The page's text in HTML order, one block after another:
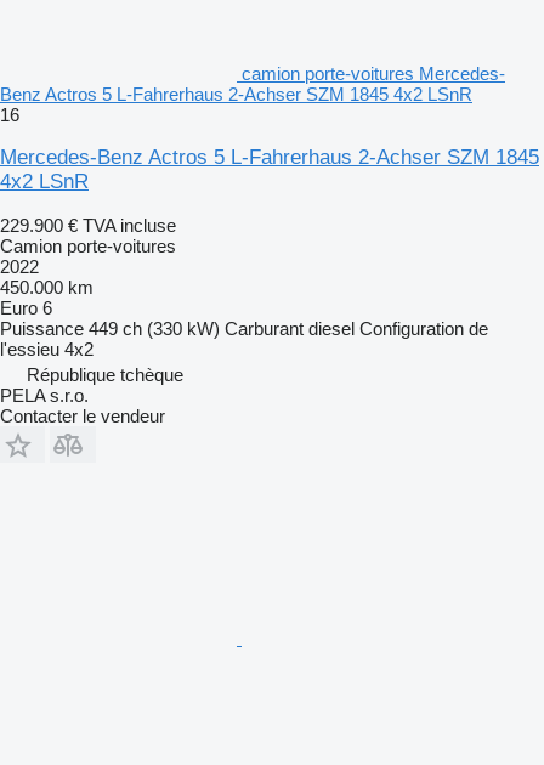
camion porte-voitures Mercedes-
Benz Actros 5 L-Fahrerhaus 2-Achser SZM 1845 4x2 LSnR
16
Mercedes-Benz Actros 5 L-Fahrerhaus 2-Achser SZM 1845
4x2 LSnR
229.900 € TVA incluse
Camion porte-voitures
2022
450.000 km
Euro 6
Puissance 449 ch (330 kW) Carburant diesel Configuration de
l'essieu 4x2
République tchèque
PELA s.r.o.
Contacter le vendeur